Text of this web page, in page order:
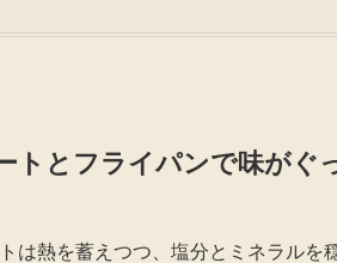
トとフライパンで味がぐ
は熱を蓄えつつ、塩分とミネラル